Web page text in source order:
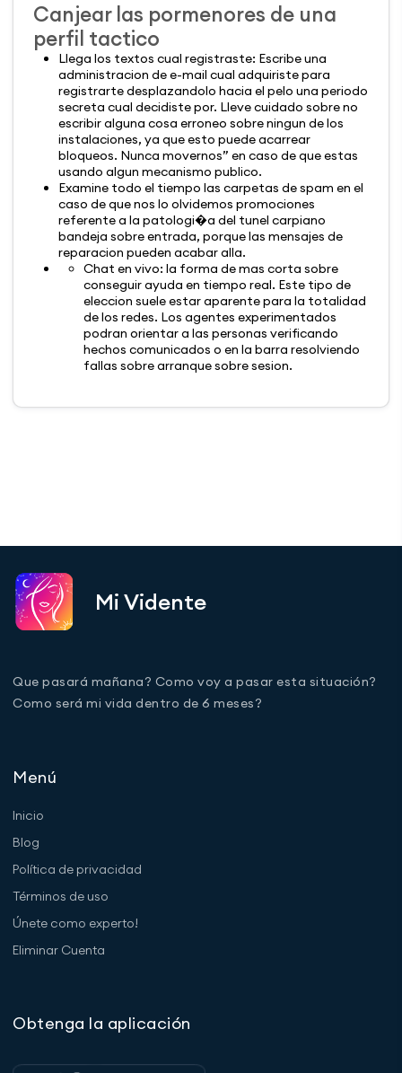
Canjear las pormenores de una
perfil tactico
Llega los textos cual registraste: Escribe una
administracion de e-mail cual adquiriste para
registrarte desplazandolo hacia el pelo una periodo
secreta cual decidiste por. Lleve cuidado sobre no
escribir alguna cosa erroneo sobre ningun de los
instalaciones, ya que esto puede acarrear
bloqueos. Nunca movernos” en caso de que estas
usando algun mecanismo publico.
Examine todo el tiempo las carpetas de spam en el
caso de que nos lo olvidemos promociones
referente a la patologi�a del tunel carpiano
bandeja sobre entrada, porque las mensajes de
reparacion pueden acabar alla.
Chat en vivo: la forma de mas corta sobre
conseguir ayuda en tiempo real. Este tipo de
eleccion suele estar aparente para la totalidad
de los redes. Los agentes experimentados
podran orientar a las personas verificando
hechos comunicados o en la barra resolviendo
fallas sobre arranque sobre sesion.
Mi Vidente
Que pasará mañana? Como voy a pasar esta situación?
Como será mi vida dentro de 6 meses?
Menú
Inicio
Blog
Política de privacidad
Términos de uso
Únete como experto!
Eliminar Cuenta
Obtenga la aplicación